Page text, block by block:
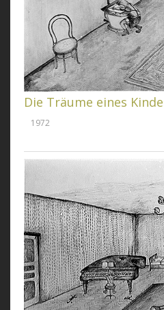
Die Träume eines
1972